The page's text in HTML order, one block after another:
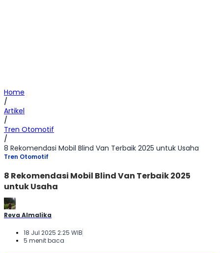
Home
/
Artikel
/
Tren Otomotif
/
8 Rekomendasi Mobil Blind Van Terbaik 2025 untuk Usaha
Tren Otomotif
8 Rekomendasi Mobil Blind Van Terbaik 2025
untuk Usaha
Reva Almalika
18 Jul 2025 2:25 WIB
5 menit baca